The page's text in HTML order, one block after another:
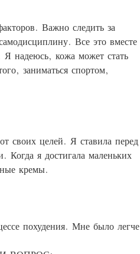
Важно следить за
Все это вместе
Я надеюсь, кожа может стать
заниматься спортом,
своих целей. Я ставила перед
Когда я достигала маленьких
кремы.
похудения. Мне было легче